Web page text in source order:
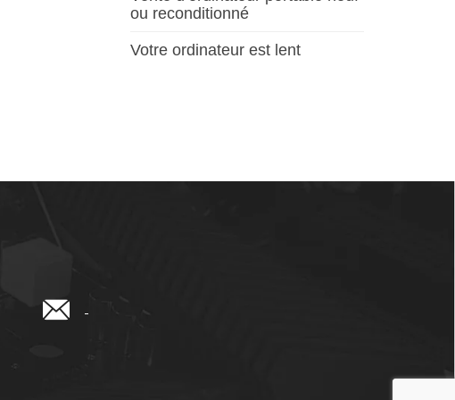
ou reconditionné
Votre ordinateur est lent